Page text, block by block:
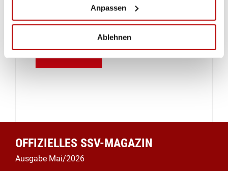
Anpassen
Ablehnen
OFFIZIELLES SSV-MAGAZIN
Ausgabe Mai/2026